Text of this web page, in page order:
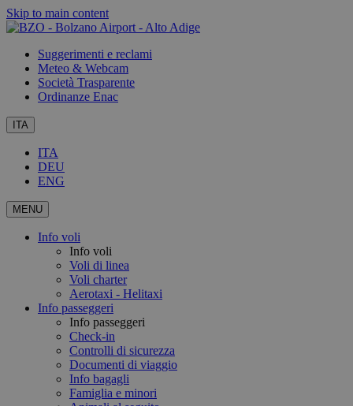
Skip to main content
Suggerimenti e reclami
Meteo & Webcam
Società Trasparente
Ordinanze Enac
ITA
ITA
DEU
ENG
MENU
Info voli
Info voli
Voli di linea
Voli charter
Aerotaxi - Helitaxi
Info passeggeri
Info passeggeri
Check-in
Controlli di sicurezza
Documenti di viaggio
Info bagagli
Famiglia e minori